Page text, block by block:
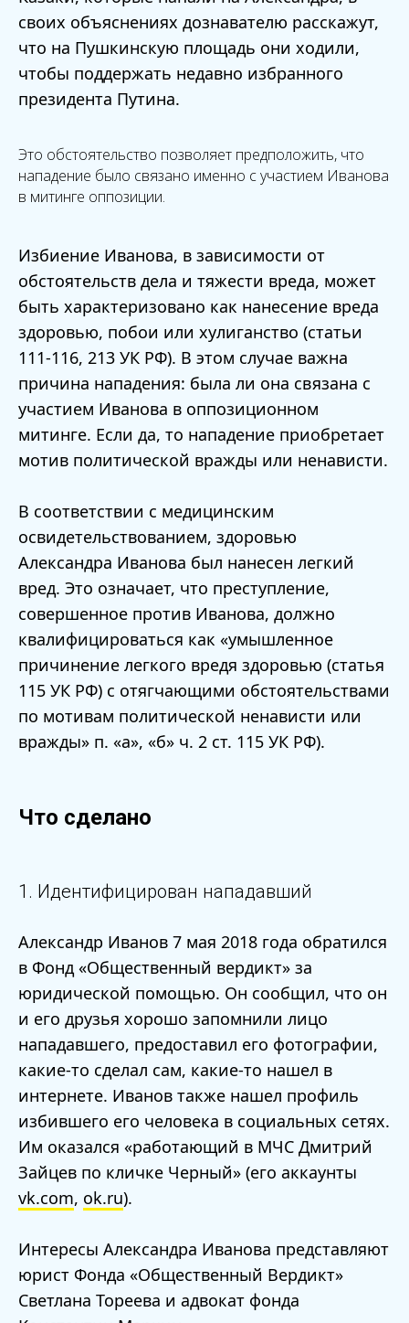
своих объяснениях дознавателю расскажут,
что на Пушкинскую площадь они ходили,
чтобы поддержать недавно избранного
президента Путина.
Это обстоятельство позволяет предположить, что
нападение было связано именно с участием Иванова
в митинге оппозиции.
Избиение Иванова, в зависимости от
обстоятельств дела и тяжести вреда, может
быть характеризовано как нанесение вреда
здоровью, побои или хулиганство (статьи
111-116, 213 УК РФ). В этом случае важна
причина нападения: была ли она связана с
участием Иванова в оппозиционном
митинге. Если да, то нападение приобретает
мотив политической вражды или ненависти.
В соответствии с медицинским
освидетельствованием, здоровью
Александра Иванова был нанесен легкий
вред. Это означает, что преступление,
совершенное против Иванова, должно
квалифицироваться как «умышленное
причинение легкого вредя здоровью (статья
115 УК РФ) с отягчающими обстоятельствами
по мотивам политической ненависти или
вражды» п. «а», «б» ч. 2 ст. 115 УК РФ).
Что сделано
1. Идентифицирован нападавший
Александр Иванов 7 мая 2018 года обратился
в Фонд «Общественный вердикт» за
юридической помощью. Он сообщил, что он
и его друзья хорошо запомнили лицо
нападавшего, предоставил его фотографии,
какие-то сделал сам, какие-то нашел в
интернете. Иванов также нашел профиль
избившего его человека в социальных сетях.
Им оказался «работающий в МЧС Дмитрий
Зайцев по кличке Черный» (его аккаунты
vk.com, ok.ru).
Интересы Александра Иванова представляют
юрист Фонда «Общественный Вердикт»
Светлана Тореева и адвокат фонда